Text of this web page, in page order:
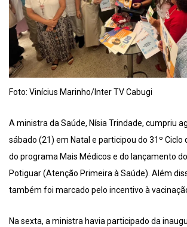
Foto: Vinícius Marinho/Inter TV Cabugi
A ministra da Saúde, Nísia Trindade, cumpriu
sábado (21) em Natal e participou do 31º Ciclo
do programa Mais Médicos e do lançamento
Potiguar (Atenção Primeira à Saúde). Além
também foi marcado pelo incentivo à
Na sexta, a ministra havia participado da